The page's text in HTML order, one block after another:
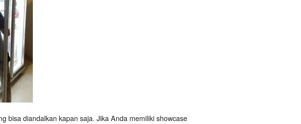
bisa diandalkan kapan saja. Jika Anda memiliki showcase